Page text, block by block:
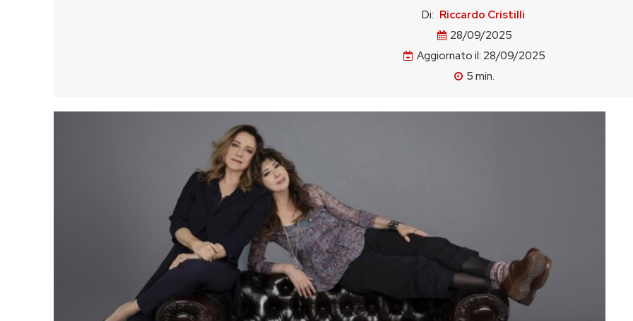
Di: Riccardo Cristilli
28/09/2025
Aggiornato il: 28/09/2025
5 min.